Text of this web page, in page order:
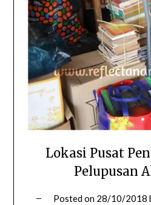
Lokasi Pusat
Pelupusan
Posted on 28/10/2018